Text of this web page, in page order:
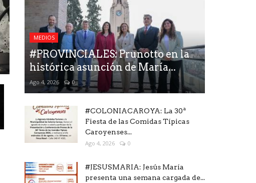
MEDIOS
#PROVINCIALES: Prunotto en la
histórica asunción de María...
Ago 4, 2026 0
#COLONIACAROYA: La 30ª
Fiesta de las Comidas Típicas
Caroyenses...
Ago 4, 2026 0
#JESUSMARIA: Jesús María
presenta una semana cargada de...